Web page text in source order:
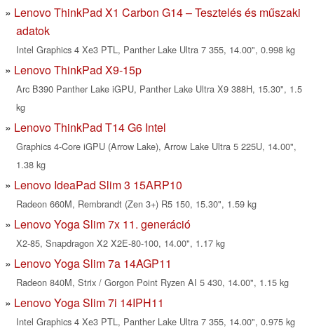
Lenovo ThinkPad X1 Carbon G14 – Tesztelés és műszaki
adatok
Intel Graphics 4 Xe3 PTL, Panther Lake Ultra 7 355, 14.00", 0.998 kg
Lenovo ThinkPad X9-15p
Arc B390 Panther Lake iGPU, Panther Lake Ultra X9 388H, 15.30", 1.5
kg
Lenovo ThinkPad T14 G6 Intel
Graphics 4-Core iGPU (Arrow Lake), Arrow Lake Ultra 5 225U, 14.00",
1.38 kg
Lenovo IdeaPad Slim 3 15ARP10
Radeon 660M, Rembrandt (Zen 3+) R5 150, 15.30", 1.59 kg
Lenovo Yoga Slim 7x 11. generáció
X2-85, Snapdragon X2 X2E-80-100, 14.00", 1.17 kg
Lenovo Yoga Slim 7a 14AGP11
Radeon 840M, Strix / Gorgon Point Ryzen AI 5 430, 14.00", 1.15 kg
Lenovo Yoga Slim 7i 14IPH11
Intel Graphics 4 Xe3 PTL, Panther Lake Ultra 7 355, 14.00", 0.975 kg